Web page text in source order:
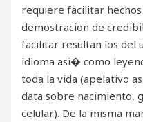
requiere facilitar
demostracion de
facilitar resultan los del
idioma asi� como
toda la vida (apelativo
data sobre nacimiento,
celular). De la misma